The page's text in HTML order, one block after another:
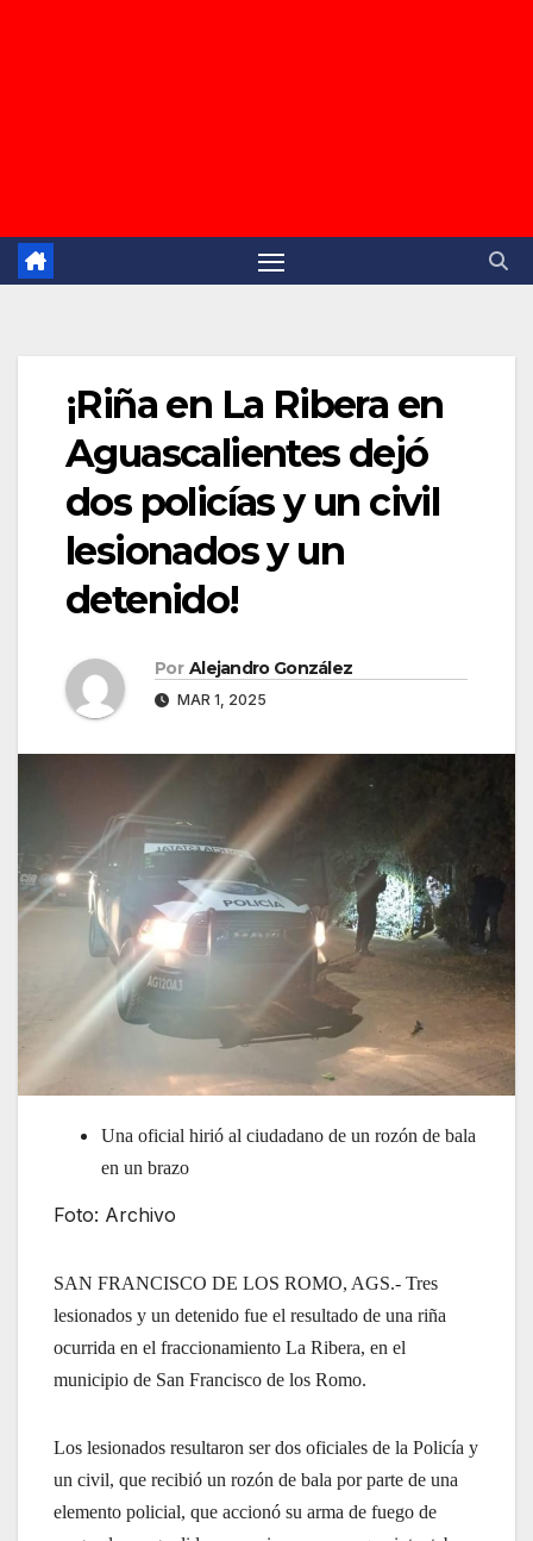
¡Riña en La Ribera en
Aguascalientes dejó
dos policías y un civil
lesionados y un
detenido!
Por Alejandro González
MAR 1, 2025
Una oficial hirió al ciudadano de un rozón de bala
en un brazo
Foto: Archivo
SAN FRANCISCO DE LOS ROMO, AGS.- Tres
lesionados y un detenido fue el resultado de una riña
ocurrida en el fraccionamiento La Ribera, en el
municipio de San Francisco de los Romo.
Los lesionados resultaron ser dos oficiales de la Policía y
un civil, que recibió un rozón de bala por parte de una
elemento policial, que accionó su arma de fuego de